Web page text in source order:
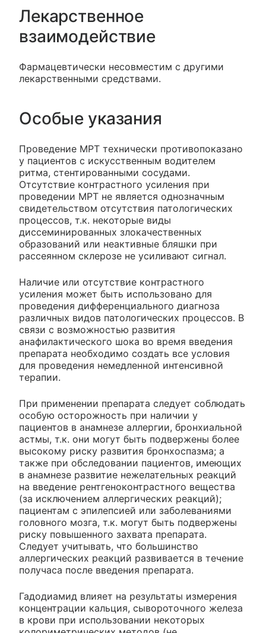
Лекарственное
взаимодействие
Фармацевтически несовместим с другими
лекарственными средствами.
Особые указания
Проведение МРТ технически противопоказано
у пациентов с искусственным водителем
ритма, стентированными сосудами.
Отсутствие контрастного усиления при
проведении МРТ не является однозначным
свидетельством отсутствия патологических
процессов, т.к. некоторые виды
диссеминированных злокачественных
образований или неактивные бляшки при
рассеянном склерозе не усиливают сигнал.
Наличие или отсутствие контрастного
усиления может быть использовано для
проведения дифференциального диагноза
различных видов патологических процессов. В
связи с возможностью развития
анафилактического шока во время введения
препарата необходимо создать все условия
для проведения немедленной интенсивной
терапии.
При применении препарата следует соблюдать
особую осторожность при наличии у
пациентов в анамнезе аллергии, бронхиальной
астмы, т.к. они могут быть подвержены более
высокому риску развития бронхоспазма; а
также при обследовании пациентов, имеющих
в анамнезе развитие нежелательных реакций
на введение рентгеноконтрастного вещества
(за исключением аллергических реакций);
пациентам с эпилепсией или заболеваниями
головного мозга, т.к. могут быть подвержены
риску повышенного захвата препарата.
Следует учитывать, что большинство
аллергических реакций развивается в течение
получаса после введения препарата.
Гадодиамид влияет на результаты измерения
концентрации кальция, сывороточного железа
в крови при использовании некоторых